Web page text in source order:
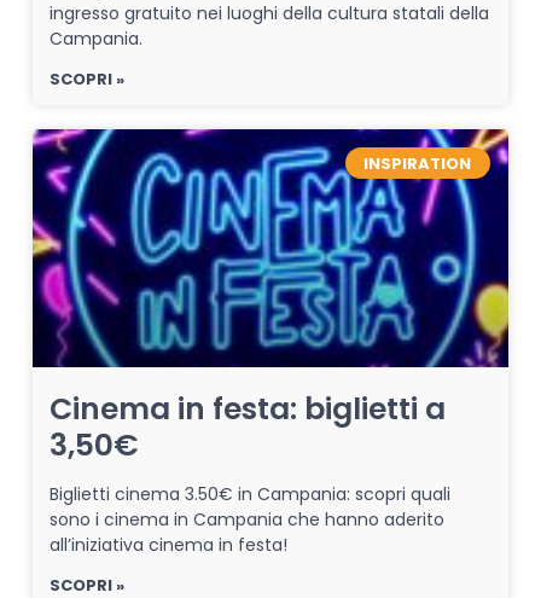
ingresso gratuito nei luoghi della cultura statali della
Campania.
SCOPRI »
INSPIRATION
Cinema in festa: biglietti a
3,50€
Biglietti cinema 3.50€ in Campania: scopri quali
sono i cinema in Campania che hanno aderito
all’iniziativa cinema in festa!
SCOPRI »